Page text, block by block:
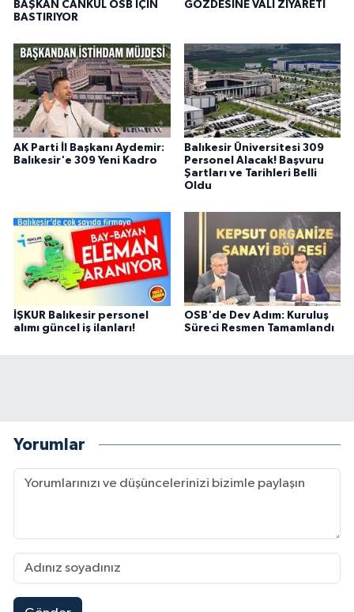
BAŞKAN CANKUL OSB İÇİN
BASTIRIYOR
GÖZDESİNE VALİ ZİYARETİ
AK Parti İl Başkanı Aydemir:
Balıkesir'e 309 Yeni Kadro
Balıkesir Üniversitesi 309
Personel Alacak! Başvuru
Şartları ve Tarihleri Belli
Oldu
İŞKUR Balıkesir personel
alımı güncel iş ilanları!
OSB'de Dev Adım: Kuruluş
Süreci Resmen Tamamlandı
Yorumlar